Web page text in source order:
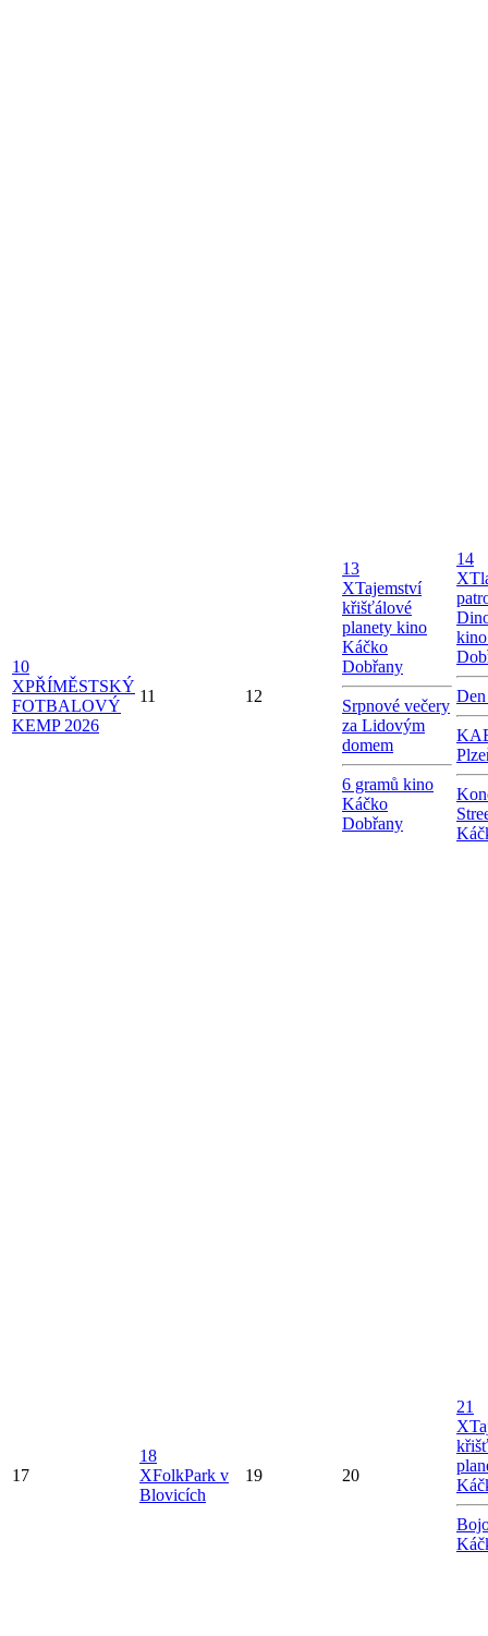
10
XPŘÍMĚSTSKÝ
FOTBALOVÝ
KEMP 2026
11 12
13
XTajemství
křišťálové
planety kino
Káčko
Dobřany
Srpnové večery
za Lidovým
domem
6 gramů kino
Káčko
Dobřany
14
X
17
18
XFolkPark v
Blovicích
19 20
21
X